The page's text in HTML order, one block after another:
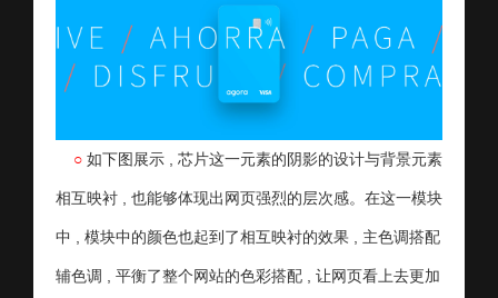
○ 如下图展示 , 芯片这一元素的阴影的设计与背景元素
相互映衬 , 也能够体现出网页强烈的层次感。在这一模块
中 , 模块中的颜色也起到了相互映衬的效果 , 主色调搭配
辅色调 , 平衡了整个网站的色彩搭配 , 让网页看上去更加